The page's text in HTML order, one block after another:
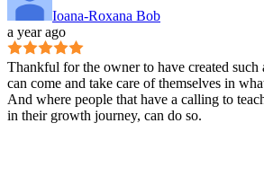
Ioana-Roxana Bob
a year ago
Thankful for the owner to have created such
can come and take care of themselves in
And where people that have a calling to
in their growth journey, can do so.